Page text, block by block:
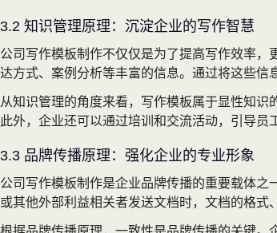
3.2 知识管理原理：沉淀企业的写作智慧
公司写作模板制作不仅仅是为了提高写作效率
达方式、案例分析等丰富的信息。通过将这些信
从知识管理的角度来看，写作模板属于显性知
此外，企业还可以通过培训和交流活动，引导员
3.3 品牌传播原理：强化企业的专业形象
公司写作模板制作是企业品牌传播的重要载体
或其他外部利益相关者发送文档时，文档的格式